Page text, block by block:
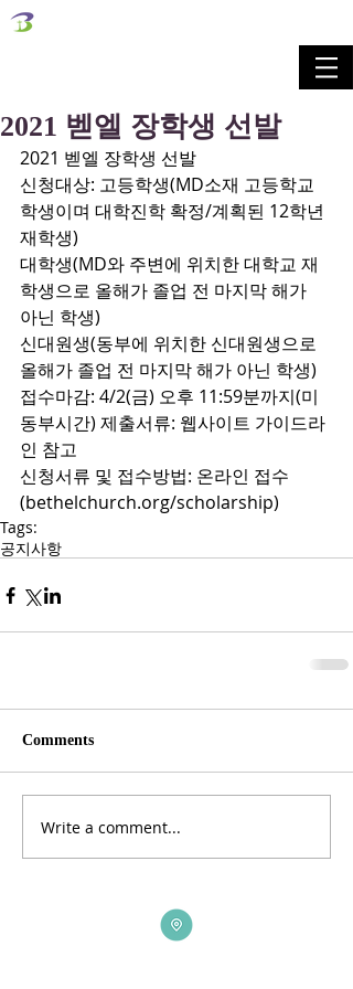
2021 벧엘 장학생 선발
2021 벧엘 장학생 선발
신청대상: 고등학생(MD소재 고등학교
학생이며 대학진학 확정/계획된 12학년
재학생)
대학생(MD와 주변에 위치한 대학교 재
학생으로 올해가 졸업 전 마지막 해가
아닌 학생)
신대원생(동부에 위치한 신대원생으로
올해가 졸업 전 마지막 해가 아닌 학생)
접수마감: 4/2(금) 오후 11:59분까지(미
동부시간) 제출서류: 웹사이트 가이드라
인 참고
신청서류 및 접수방법: 온라인 접수
(bethelchurch.org/scholarship)
Tags:
공지사항
Comments
Write a comment...